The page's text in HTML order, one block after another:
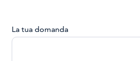
La tua domanda